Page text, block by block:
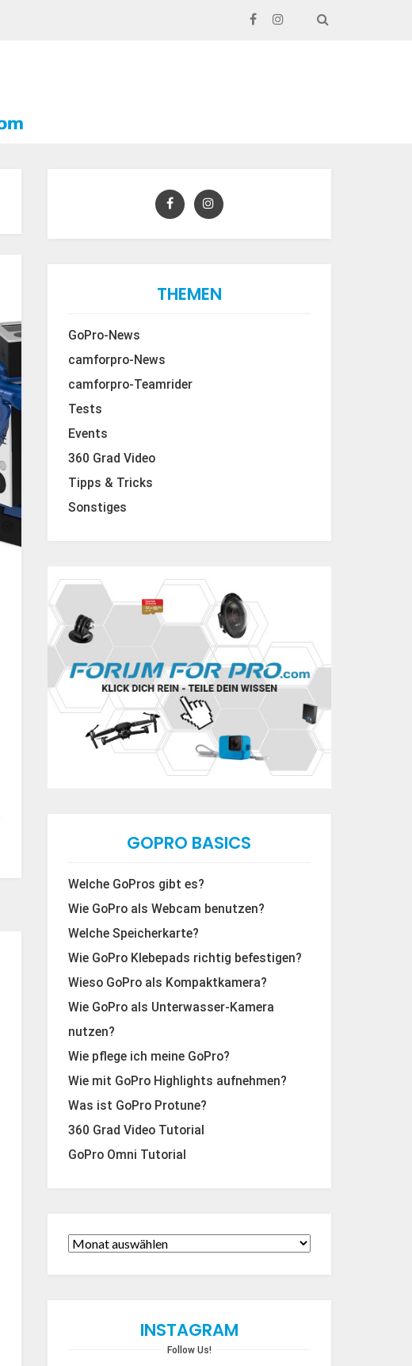
SEARCH
THEMEN
GoPro-News
camforpro-News
camforpro-Teamrider
Tests
Events
360 Grad Video
Tipps & Tricks
Sonstiges
GOPRO BASICS
Welche GoPros gibt es?
Wie GoPro als Webcam benutzen?
Welche Speicherkarte?
Wie GoPro Klebepads richtig befestigen?
Wieso GoPro als Kompaktkamera?
Wie GoPro als Unterwasser-Kamera
nutzen?
Wie pflege ich meine GoPro?
Wie mit GoPro Highlights aufnehmen?
Was ist GoPro Protune?
360 Grad Video Tutorial
GoPro Omni Tutorial
INSTAGRAM
Follow Us!